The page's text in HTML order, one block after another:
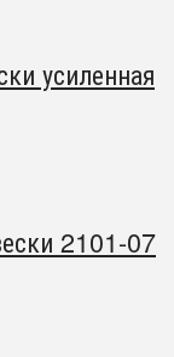
усиленная
2101-07